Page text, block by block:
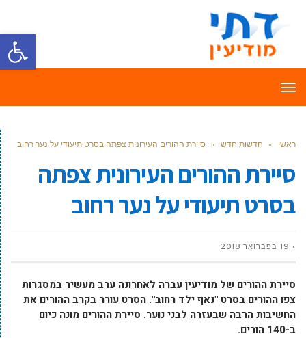
פתח
תפריט
ראשי » חדשות חדש » סיירת ההורים העירונית צפתה בסרט תיעודי על נער רחוב
סיירת ההורים העירונית צפתה
בסרט תיעודי על נער רחוב
19 בפברואר 2018
סיירת ההורים של מודיעין עברה לאחרונה ערב מעשיר במסגרות
צפו ההורים בסרט "נאף ילד רחוב". הסרט עורר בקרב ההורים את
החשיבות הרבה שבעזרה לבני נוער. סיירת ההורים מונה כיום
ב-140 הורים.